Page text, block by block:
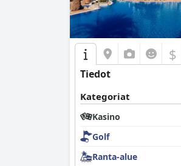
$
Tiedot
Kategoriat
Kasino
Golf
Ranta-alue